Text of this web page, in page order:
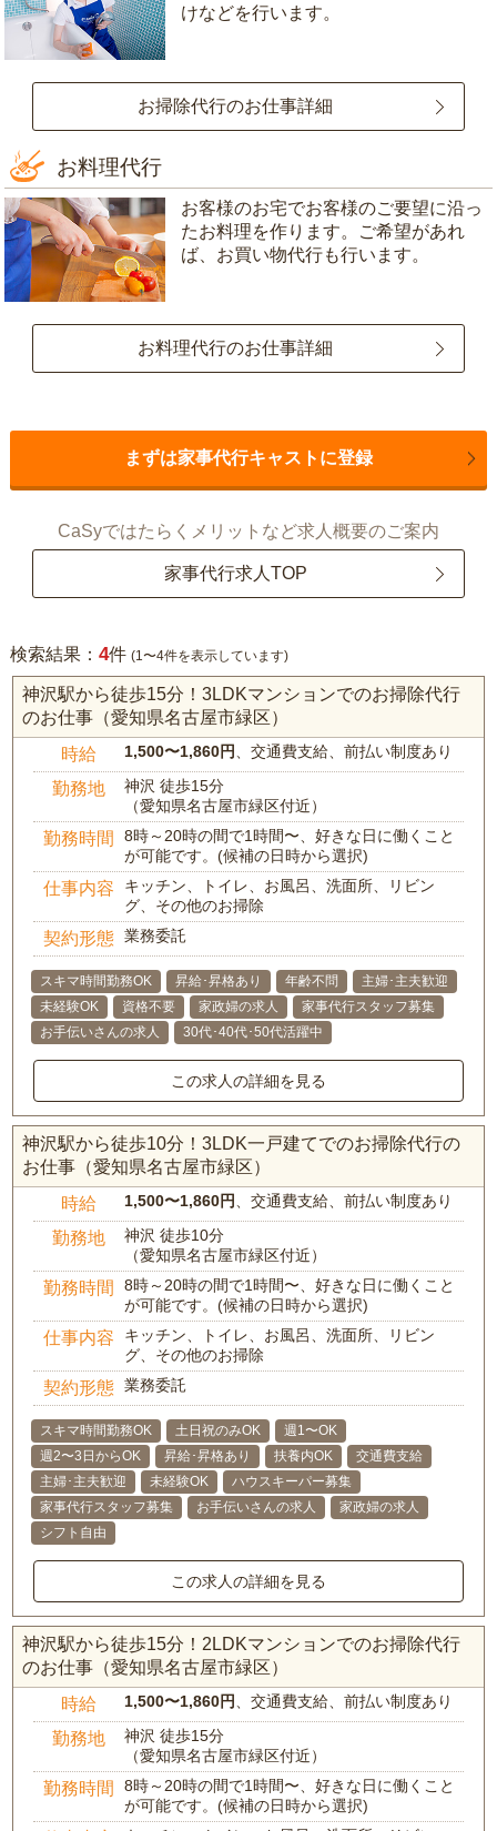
けなどを行います。
お掃除代行のお仕事詳細
お料理代行
お客様のお宅でお客様のご要望に沿っ
たお料理を作ります。ご希望があれ
ば、お買い物代行も行います。
お料理代行のお仕事詳細
まずは家事代行キャストに登録
CaSyではたらくメリットなど求人概要のご案内
家事代行求人TOP
検索結果： 4件 (1〜4件を表示しています)
神沢駅から徒歩15分！3LDKマンションでのお掃除代行
のお仕事（愛知県名古屋市緑区）
時給 1,500〜1,860円 、交通費支給、前払い制度あり
勤務地
神沢 徒歩15分
（愛知県名古屋市緑区付近）
勤務時間
8時～20時の間で1時間〜、好きな日に働くこと
が可能です。(候補の日時から選択)
仕事内容
キッチン、トイレ、お風呂、洗面所、リビン
グ、その他のお掃除
契約形態 業務委託
スキマ時間勤務OK 昇給･昇格あり 年齢不問
主婦･主夫歓迎
未経験OK
資格不要 家政婦の求人
家事代行スタッフ募集
お手伝いさんの求人
30代･40代･50代活躍中
この求人の詳細を見る
神沢駅から徒歩10分！3LDK一戸建てでのお掃除代行の
お仕事（愛知県名古屋市緑区）
時給 1,500〜1,860円 、交通費支給、前払い制度あり
勤務地
神沢 徒歩10分
（愛知県名古屋市緑区付近）
勤務時間
8時～20時の間で1時間〜、好きな日に働くこと
が可能です。(候補の日時から選択)
仕事内容
キッチン、トイレ、お風呂、洗面所、リビン
グ、その他のお掃除
契約形態 業務委託
スキマ時間勤務OK 土日祝のみOK
週1〜OK
週2〜3日からOK
昇給･昇格あり 扶養内OK
交通費支給
主婦･主夫歓迎
未経験OK
ハウスキーパー募集
家事代行スタッフ募集
お手伝いさんの求人
家政婦の求人
シフト自由
この求人の詳細を見る
神沢駅から徒歩15分！2LDKマンションでのお掃除代行
のお仕事（愛知県名古屋市緑区）
時給 1,500〜1,860円 、交通費支給、前払い制度あり
勤務地
神沢 徒歩15分
（愛知県名古屋市緑区付近）
勤務時間
8時～20時の間で1時間〜、好きな日に働くこと
が可能です。(候補の日時から選択)